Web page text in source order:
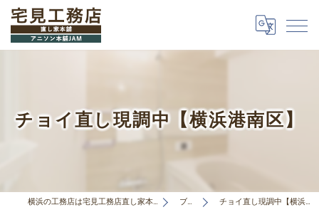
チョイ直し現調中【横浜港南区】
横浜の工務店は宅見工務店直し家本舗合同会社 ブログ チョイ直し現調中【横浜港南区】